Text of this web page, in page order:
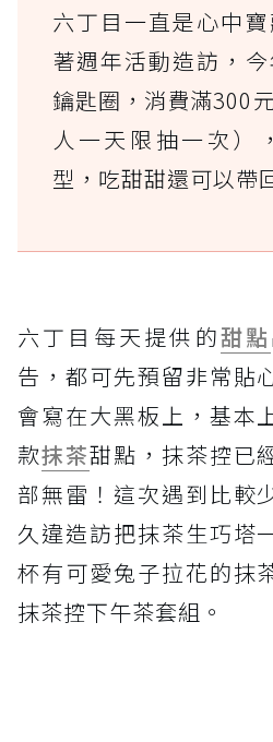
六丁目一直是心中
著週年活動造訪，
鑰匙圈，消費滿300
人一天限抽一次）
型，吃甜甜還可以帶
六丁目每天提供的甜點
告，都可先預留非常貼
會寫在大黑板上，基本
款抹茶甜點，抹茶控已
部無雷！這次遇到比較
久違造訪把抹茶生巧塔
杯有可愛兔子拉花的抹
抹茶控下午茶套組。